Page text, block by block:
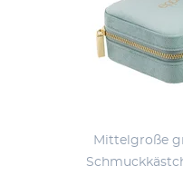
Mittelgroße